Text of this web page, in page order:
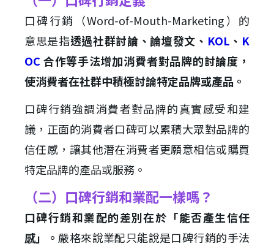
口碑行銷（Word-of-Mouth-Marketing）的
意思是指透過社群討論、論壇發文、 KOL 、 K
OC合作等手法增加消費者對品牌的討論度，
使消費者在社群中積極討論特定品牌或產品。
口碑行銷強調消費者對品牌的真實感受和建
議，正面的消費者口碑可以累積大眾對品牌的
信任感，讓其他潛在消費者更願意相信或購買
特定品牌的產品或服務。
（二）口碑行銷和業配一樣嗎？
口碑行銷和業配的差別在於「能否產生信任
感」。嚴格來說業配只能說是口碑行銷的手法